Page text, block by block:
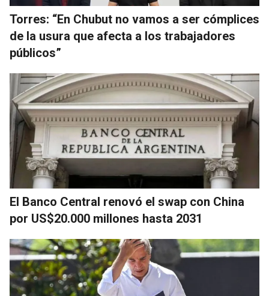
Torres: “En Chubut no vamos a ser cómplices
de la usura que afecta a los trabajadores
públicos”
El Banco Central renovó el swap con China
por US$20.000 millones hasta 2031